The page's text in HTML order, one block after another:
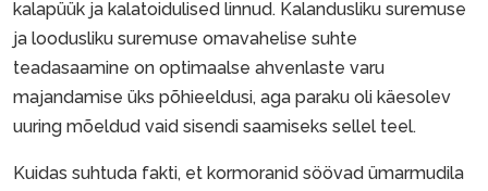
kalapüük ja kalatoidulised linnud. Kalandusliku suremuse
ja loodusliku suremuse omavahelise suhte
teadasaamine on optimaalse ahvenlaste varu
majandamise üks põhieeldusi, aga paraku oli käesolev
uuring mõeldud vaid sisendi saamiseks sellel teel.
Kuidas suhtuda fakti, et kormoranid söövad ümarmudila